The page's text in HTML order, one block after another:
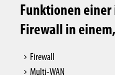
Funktionen
Firewall in
Firewall
Multi-WAN